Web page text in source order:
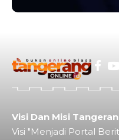
Visi Dan Misi
Visi "Menjadi Portal